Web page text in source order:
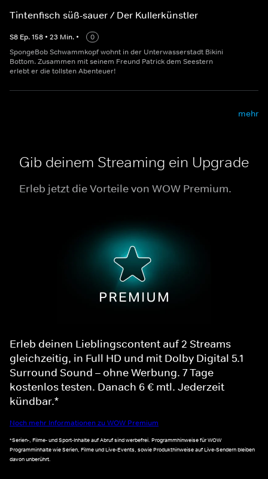
Tintenfisch süß-sauer / Der Kullerkünstler
S8 Ep.158 • 23 Min. •
0
SpongeBob Schwammkopf wohnt in der Unterwasserstadt Bikini
Bottom. Zusammen mit seinem Freund Patrick dem Seestern
erlebt er die tollsten Abenteuer!
mehr
Gib deinem Streaming ein Upgrade
Erleb jetzt die Vorteile von WOW Premium.
Erleb deinen Lieblingscontent auf 2 Streams
gleichzeitig, in Full HD und mit Dolby Digital 5.1
Surround Sound – ohne Werbung. 7 Tage
kostenlos testen. Danach 6 € mtl. Jederzeit
kündbar.*
Noch mehr Informationen zu WOW Premium
*Serien-, Filme- und Sport-Inhalte auf Abruf sind werbefrei. Programmhinweise für WOW
Programminhalte wie Serien, Filme und Live-Events, sowie Produkthinweise auf Live-Sendern bleiben
davon unberührt.